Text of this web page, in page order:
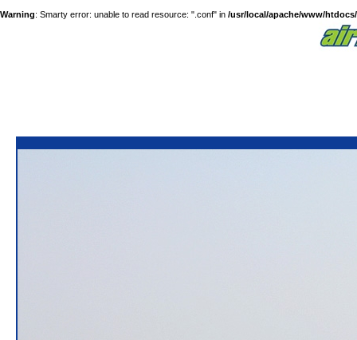
Warning: Smarty error: unable to read resource: ".conf" in /usr/local/apache/www/